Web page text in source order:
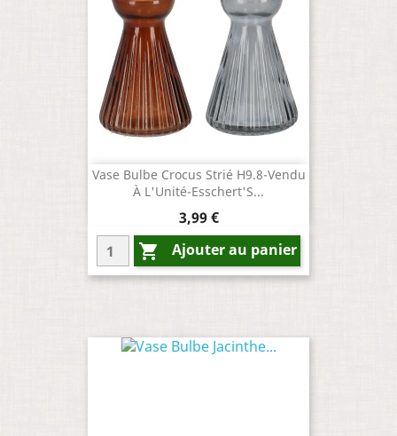
Vase Bulbe Crocus Strié H9.8-Vendu
À L'Unité-Esschert'S...
Prix
3,99 €
 Ajouter au panier